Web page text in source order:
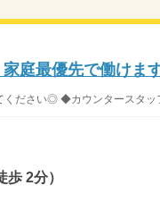
庭最優先で働けま
ください◎ ◆カウンタースタッ
2分）